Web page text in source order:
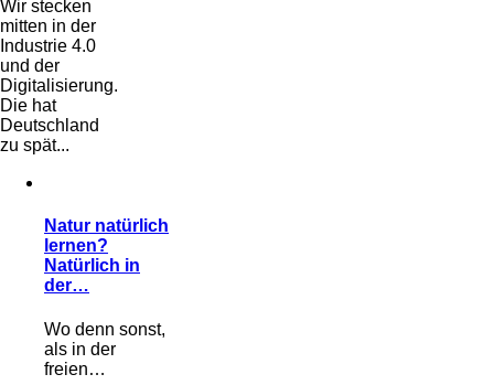
Wir stecken
mitten in der
Industrie 4.0
und der
Digitalisierung.
Die hat
Deutschland
zu spät...
Natur natürlich
lernen?
Natürlich in
der…
Wo denn sonst,
als in der
freien…